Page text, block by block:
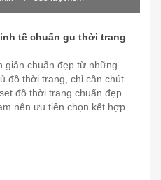
tế chuẩn gu thời trang
giản chuẩn đẹp từ những
đồ thời trang, chỉ cần chút
đồ thời trang chuẩn đẹp
nên ưu tiên chọn kết hợp